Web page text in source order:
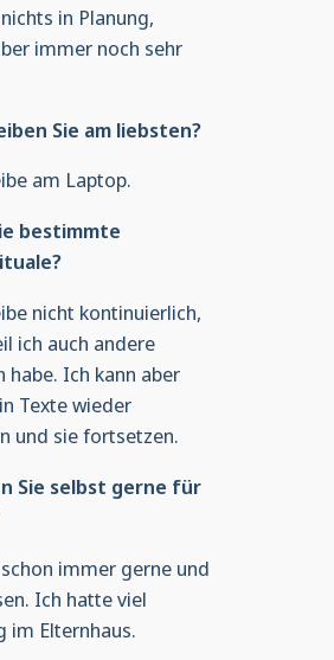
in Planung,
immer noch sehr
Sie am liebsten?
am Laptop.
bestimmte
nicht kontinuierlich,
ich auch andere
habe. Ich kann aber
Texte wieder
und sie fortsetzen.
Sie selbst gerne für
immer gerne und
Ich hatte viel
im Elternhaus.